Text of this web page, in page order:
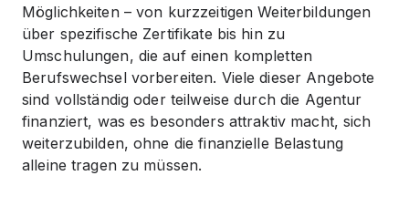
Möglichkeiten – von kurzzeitigen Weiterbildungen
über spezifische Zertifikate bis hin zu
Umschulungen, die auf einen kompletten
Berufswechsel vorbereiten. Viele dieser Angebote
sind vollständig oder teilweise durch die Agentur
finanziert, was es besonders attraktiv macht, sich
weiterzubilden, ohne die finanzielle Belastung
alleine tragen zu müssen.